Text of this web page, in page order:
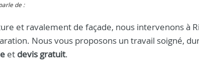
de :
et ravalement de façade, nous intervenons à
Nous vous proposons un travail soigné,
et devis gratuit.